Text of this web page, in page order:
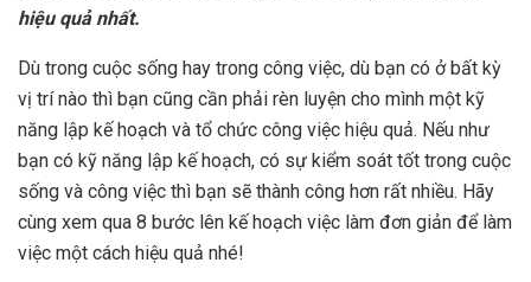
hiệu quả nhất.
Dù trong cuộc sống hay trong công việc, dù bạn có ở bất kỳ
vị trí nào thì bạn cũng cần phải rèn luyện cho mình một kỹ
năng lập kế hoạch và tổ chức công việc hiệu quả. Nếu như
bạn có kỹ năng lập kế hoạch, có sự kiểm soát tốt trong cuộc
sống và công việc thì bạn sẽ thành công hơn rất nhiều. Hãy
cùng xem qua 8 bước lên kế hoạch việc làm đơn giản để làm
việc một cách hiệu quả nhé!